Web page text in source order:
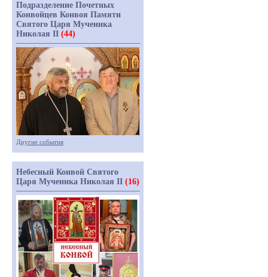
Подразделение Почетных
Конвойцев Конвоя Памяти
Святого Царя Мученика
Николая II (44)
Другие события
Небесный Конвой Святого
Царя Мученика Николая II (16)